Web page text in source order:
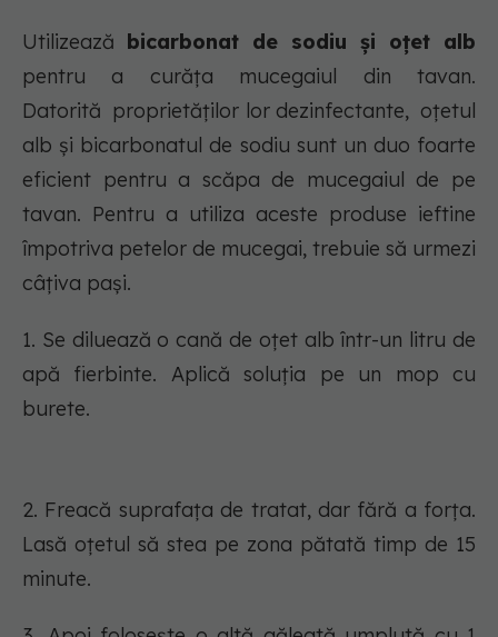
Utilizează bicarbonat de sodiu și oțet alb
pentru a curăța mucegaiul din tavan.
Datorită proprietăților lor dezinfectante, oțetul
alb și bicarbonatul de sodiu sunt un duo foarte
eficient pentru a scăpa de mucegaiul de pe
tavan. Pentru a utiliza aceste produse ieftine
împotriva petelor de mucegai, trebuie să urmezi
câțiva pași.
1. Se diluează o cană de oțet alb într-un litru de
apă fierbinte. Aplică soluția pe un mop cu
burete.
2. Freacă suprafața de tratat, dar fără a forța.
Lasă oțetul să stea pe zona pătată timp de 15
minute.